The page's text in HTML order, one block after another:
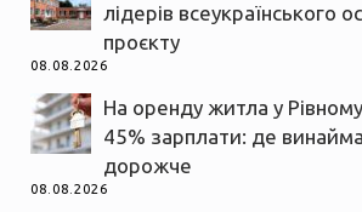
лідерів всеукраїнського
проєкту
08.08.2026
На оренду житла у
45% зарплати: де
дорожче
08.08.2026